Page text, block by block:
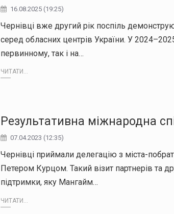
16.08.2025 (19:25)
Чернівці вже другий рік поспіль
серед обласних центрів України. У
первинному, так і на…
ЧИТАТИ...
Результативна міжнародна
07.04.2023 (12:35)
Чернівці приймали делегацію з міста-
Петером Курцом. Такий візит партнерів та
підтримки, яку Мангайм…
ЧИТАТИ...